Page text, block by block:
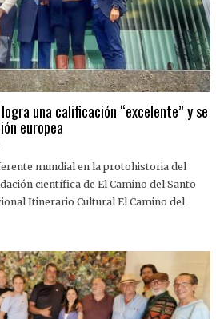
una calificación “excelente” y se
europea
mundial en la protohistoria del
científica de El Camino del Santo
Itinerario Cultural El Camino del